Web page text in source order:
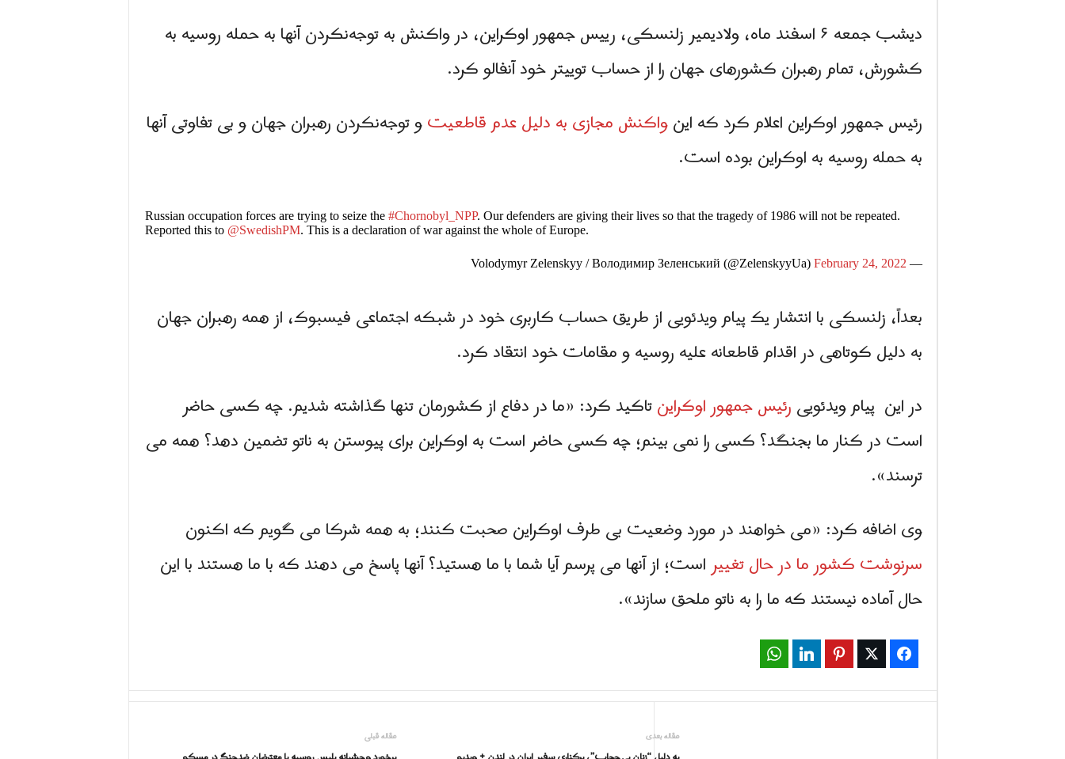
دیشب جمعه ۶ اسفند ماه، ولادیمیر زلنسکی، رییس جمهور اوکراین، در واکنش به توجه‌نکردن آنها به حمله روسیه به
کشورش، تمام رهبران کشورهای جهان را از حساب توییتر خود آنفالو کرد.
رئیس جمهور اوکراین اعلام کرد که اینواکنش مجازی به دلیل عدم قاطعیتو توجه‌نکردن رهبران جهان و بی تفاوتی آنها
به حمله روسیه به اوکراین بوده است.
Russian occupation forces are trying to seize the #Chornobyl_NPP. Our defenders are giving their lives so that the tragedy of 1986 will not be repeated.
Reported this to @SwedishPM. This is a declaration of war against the whole of Europe.
— Volodymyr Zelenskyy / Володимир Зеленський (@ZelenskyyUa)
February 24, 2022
بعداً، زلنسکی با انتشار یک پیام ویدئویی از طریق حساب کاربری خود در شبکه اجتماعی فیسبوک، از همه رهبران جهان
به دلیل کوتاهی در اقدام قاطعانه علیه روسیه و مقامات خود انتقاد کرد.
در این پیام ویدئوییرئیس جمهور اوکراینتاکید کرد: «ما در دفاع از کشورمان تنها گذاشته شدیم. چه کسی حاضر
است در کنار ما بجنگد؟ کسی را نمی بینم؛ چه کسی حاضر است به اوکراین برای پیوستن به ناتو تضمین دهد؟ همه می
ترسند».
وی اضافه کرد: «می خواهند در مورد وضعیت بی طرف اوکراین صحبت کنند؛ به همه شرکا می گویم که اکنون
سرنوشت کشور ما در حال تغییراست؛ از آنها می پرسم آیا شما با ما هستید؟ آنها پاسخ می دهند که با ما هستند با این
حال آماده نیستند که ما را به ناتو ملحق سازند».
Facebook
Twitter
Pinterest
LinkedIn
مقاله قبلی مقاله بعدی